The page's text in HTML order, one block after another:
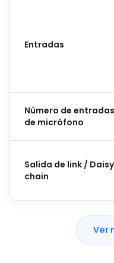
Entradas
Número de entradas
de micrófono
Salida de link / Daisy
chain
Ver